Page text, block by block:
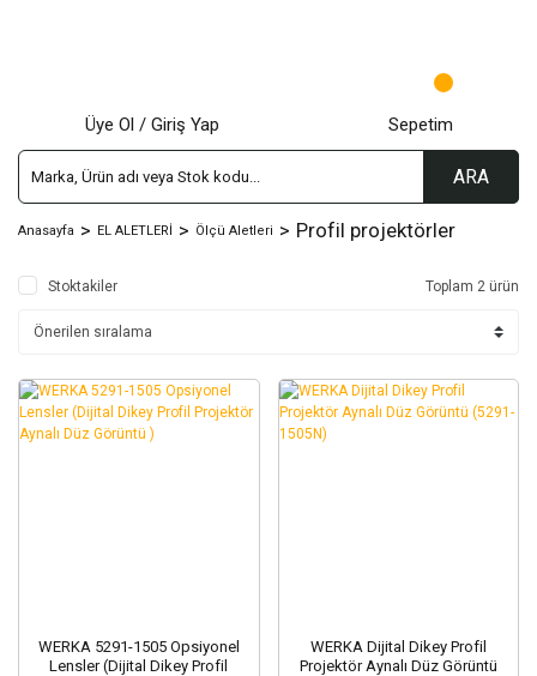
ARA
Üye Ol / Giriş Yap Sepetim
Anasayfa EL ALETLERİ Ölçü Aletleri Profil projektörler
Stoktakiler Toplam 2 ürün
WERKA 5291-1505 Opsiyonel
Lensler (Dijital Dikey Profil
WERKA Dijital Dikey Profil
Projektör Aynalı Düz Görüntü